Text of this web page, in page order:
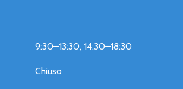
9:30–13:30, 14:30–18:30
Chiuso